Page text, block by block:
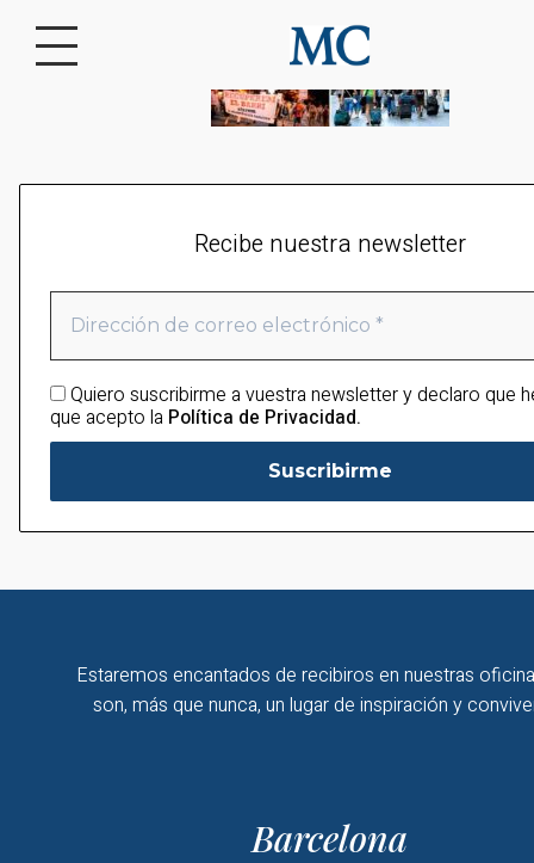
Recibe nuestra newsletter
Quiero suscribirme a vuestra newsletter y declaro que
que acepto la Política de Privacidad.
Estaremos encantados de recibiros en nuestras
son, más que nunca, un lugar de inspiración y
Barcelona